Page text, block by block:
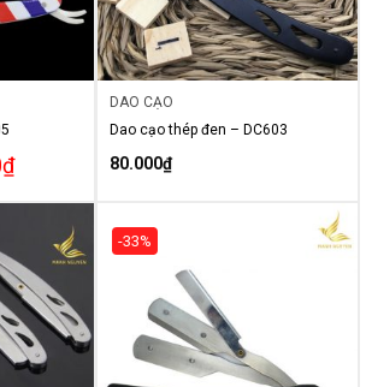
₫
DAO CẠO
Dao cạo thép đen – DC603
80.000₫
-33%